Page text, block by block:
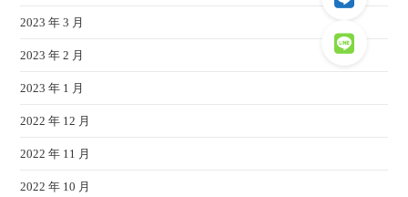
2023 年 3 月
2023 年 2 月
2023 年 1 月
2022 年 12 月
2022 年 11 月
2022 年 10 月